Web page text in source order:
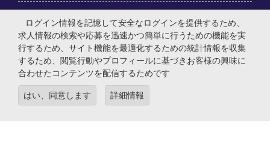
Employer Centre
© マイケル・ペイジ・インターナショナル・ジャパン株式会
社 法人番号：0104-01-043253 本社所在地：〒105-0001 東
ログイン情報を記憶して安全なログインを提供するため、
求人情報の検索や応募を迅速かつ簡単に行うための機能を実
行するため、サイト機能を最適化するための統計情報を収集
するため、閲覧行動やプロフィールに基づきお客様の興味に
合わせたコンテンツを配信するためです
はい、同意します 詳細情報